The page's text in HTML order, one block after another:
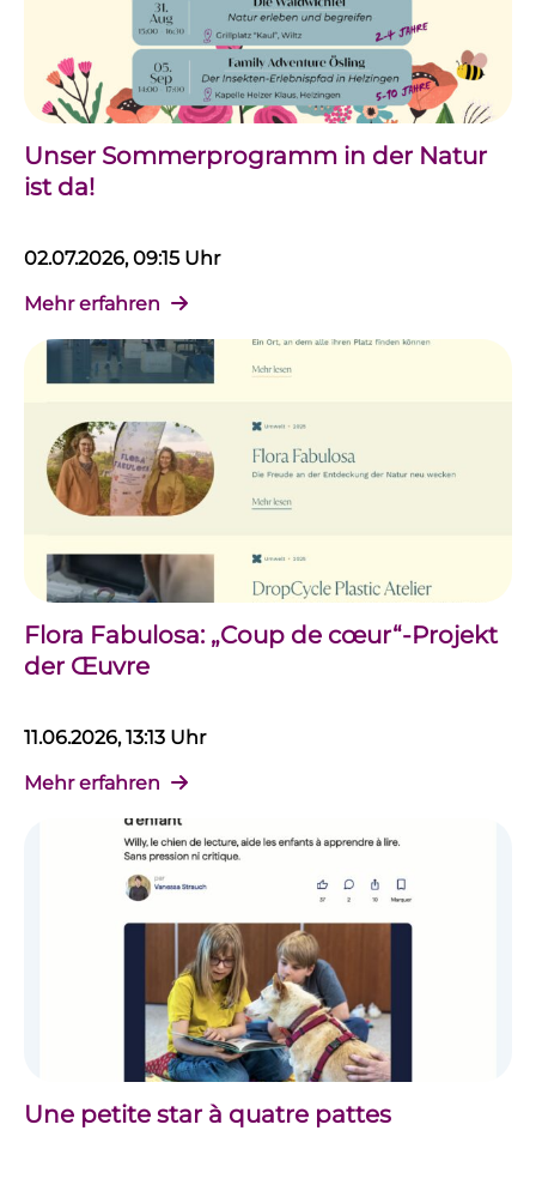
Unser Sommerprogramm in der Natur
ist da!
02.07.2026, 09:15 Uhr
Mehr erfahren
Flora Fabulosa: „Coup de cœur“-Projekt
der Œuvre
11.06.2026, 13:13 Uhr
Mehr erfahren
Une petite star à quatre pattes